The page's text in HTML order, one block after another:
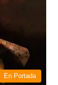
En Portada